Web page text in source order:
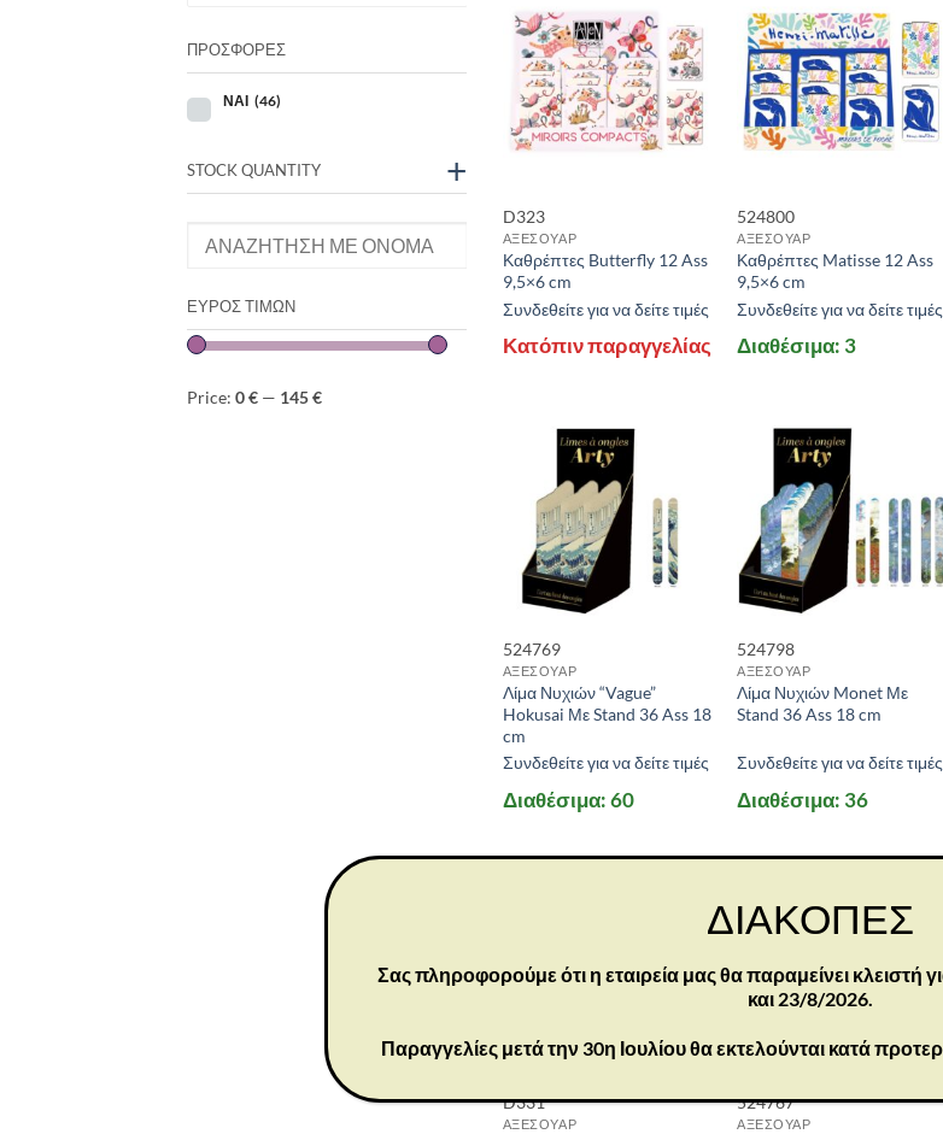
ΠΡΟΣΦΟΡΕΣ
ΝΑΙ (46)
STOCK QUANTITY +
ΕΎΡΟΣ ΤΙΜΏΝ
Price: 0 €— 145 €
D323
ΑΞΕΣΟΥΑΡ
Καθρέπτες Butterfly 12 Ass
9,5×6 cm
Συνδεθείτε για να δείτε τιμές
Κατόπιν παραγγελίας
524800
ΑΞΕΣΟΥΑΡ
Καθρέπτες Matisse 12 Ass
9,5×6 cm
Συνδεθείτε για να δείτε τιμές
Διαθέσιμα: 3
524769
ΑΞΕΣΟΥΑΡ
Λίμα Νυχιών “Vague”
Hokusai Με Stand 36 Ass 18
cm
Συνδεθείτε για να δείτε τιμές
Διαθέσιμα: 60
524798
ΑΞΕΣΟΥΑΡ
Λίμα Νυχιών Monet Με
Stand 36 Ass 18 cm
Συνδεθείτε για να δείτε τιμές
Διαθέσιμα: 36
D331
ΑΞΕΣΟΥΑΡ
524767
ΑΞΕΣΟΥΑΡ
ΔΙΑΚΟΠΕΣ
Σας πληροφορούμε ότι η εταιρεία μας θα παραμείνει κλειστή
και 23/8/2026.
Παραγγελίες μετά την 30η Ιουλίου θα εκτελούνται κατά